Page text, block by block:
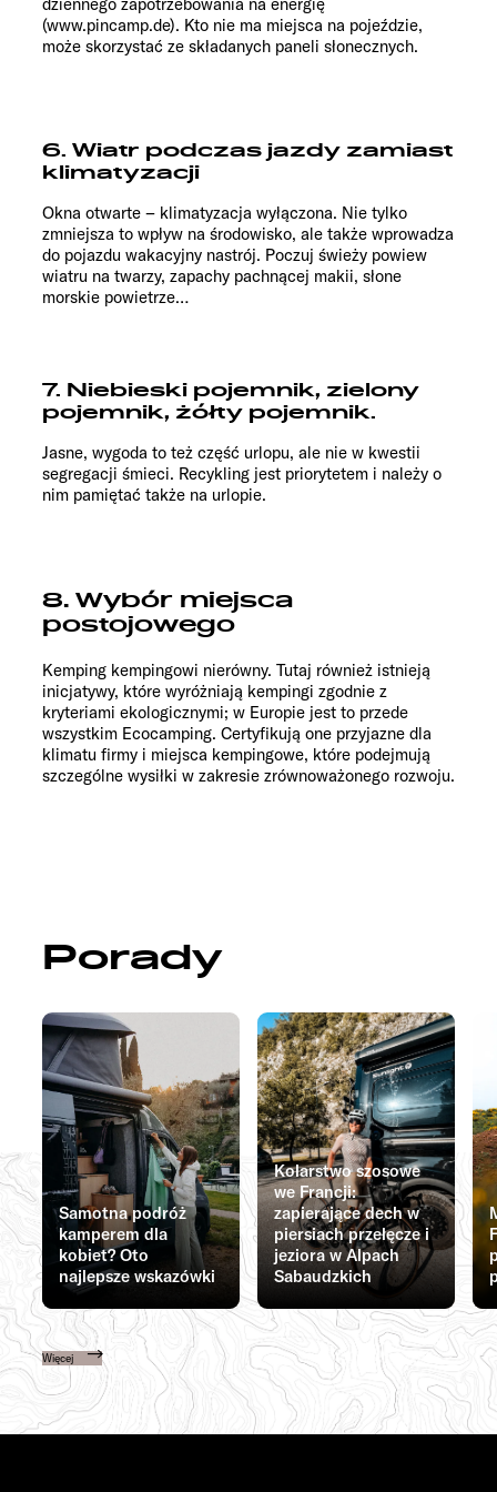
(www.pincamp.de). Kto nie ma miejsca na pojeździe,
może skorzystać ze składanych paneli słonecznych.
6. Wiatr podczas jazdy zamiast
klimatyzacji
Okna otwarte – klimatyzacja wyłączona. Nie tylko
zmniejsza to wpływ na środowisko, ale także wprowadza
do pojazdu wakacyjny nastrój. Poczuj świeży powiew
wiatru na twarzy, zapachy pachnącej makii, słone
morskie powietrze…
7. Niebieski pojemnik, zielony
pojemnik, żółty pojemnik.
Jasne, wygoda to też część urlopu, ale nie w kwestii
segregacji śmieci. Recykling jest priorytetem i należy o
nim pamiętać także na urlopie.
8. Wybór miejsca
postojowego
Kemping kempingowi nierówny. Tutaj również istnieją
inicjatywy, które wyróżniają kempingi zgodnie z
kryteriami ekologicznymi; w Europie jest to przede
wszystkim Ecocamping. Certyfikują one przyjazne dla
klimatu firmy i miejsca kempingowe, które podejmują
szczególne wysiłki w zakresie zrównoważonego rozwoju.
Porady
Samotna podróż
kamperem dla
kobiet? Oto
najlepsze wskazówki
Kolarstwo szosowe
we Francji:
zapierające dech w
piersiach przełęcze i
jeziora w Alpach
Sabaudzkich
Więcej